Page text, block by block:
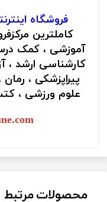
فروشگاه
کاملترین
آموزشی ، کمک
کارشناسی ارشد ،
پیراپزشکی ،
علوم ورزشی ،
محصولات مرتبط